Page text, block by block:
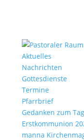
Aktu­elles
Nach­richten
Gottes­dienste
Termine
Pfarr­brief
Gedanken zum Tag
Erst­kom­mu­nion
manna